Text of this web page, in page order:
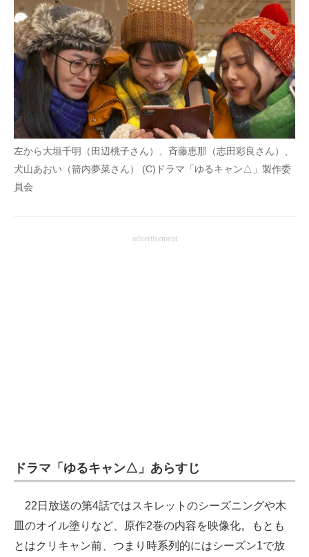
ちょっと気になるネットの話題
左から大垣千明（田辺桃子さん）、斉藤恵那（志田彩良さん）、
犬山あおい（箭内夢菜さん） (C)ドラマ「ゆるキャン△」製作委
員会
advertisement
ドラマ「ゆるキャン△」あらすじ
22日放送の第4話ではスキレットのシーズニングや木
皿のオイル塗りなど、原作2巻の内容を映像化。もとも
とはクリキャン前、つまり時系列的にはシーズン1で放